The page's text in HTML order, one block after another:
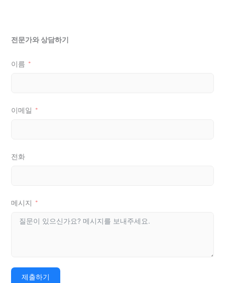
전문가와 상담하기
이름
이메일
전화
메시지
제출하기